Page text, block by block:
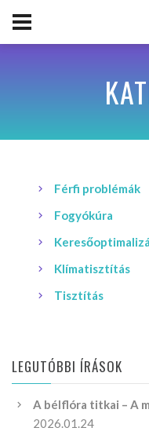
Férfi problémák
Fogyókúra
Klímatisztítás
Tisztítás
LEGUTÓBBI ÍRÁSOK
A bélflóra titkai – A
2026.01.24